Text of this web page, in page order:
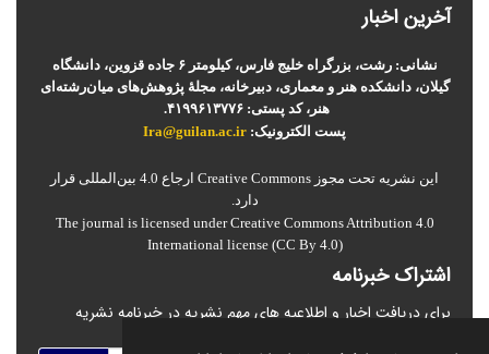
آخرین اخبار
نشانی: رشت، بزرگراه خلیج فارس، کیلومتر ۶ جاده قزوین، دانشگاه
گیلان، دانشکده هنر و معماری، دبیرخانه، مجلۀ پژوهش‌های میان‌رشته‌ای
هنر، کد پستی: ۴۱۹۹۶۱۳۷۷۶.
پست الکترونیک: Ira@guilan.ac.ir
این نشریه تحت مجوز Creative Commons ارجاع 4.0 بین‌المللی قرار
دارد.
The journal is licensed under Creative Commons Attribution 4.0
International license (CC By 4.0)
اشتراک خبرنامه
برای دریافت اخبار و اطلاعیه های مهم نشریه در خبرنامه نشریه